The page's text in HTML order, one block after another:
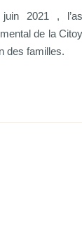
juin 2021 ,
de la
des familles.